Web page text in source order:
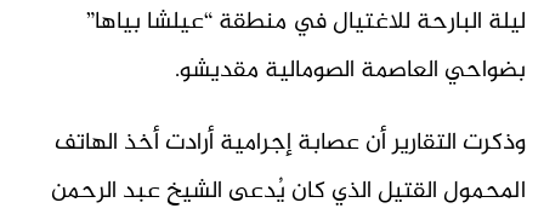
ليلة البارحة للاغتيال في منطقة “عيلشا بياها”
بضواحي العاصمة الصومالية مقديشو.
وذكرت التقارير أن عصابة إجرامية أرادت أخذ الهاتف
المحمول القتيل الذي كان يُدعى الشيخ عبد الرحمن